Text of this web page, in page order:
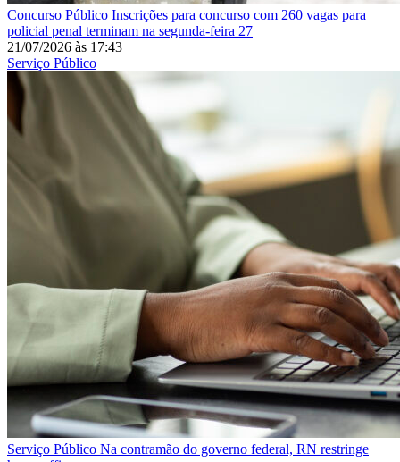
Concurso Público Inscrições para concurso com 260 vagas para
policial penal terminam na segunda-feira 27
21/07/2026 às 17:43
Serviço Público
Serviço Público Na contramão do governo federal, RN restringe